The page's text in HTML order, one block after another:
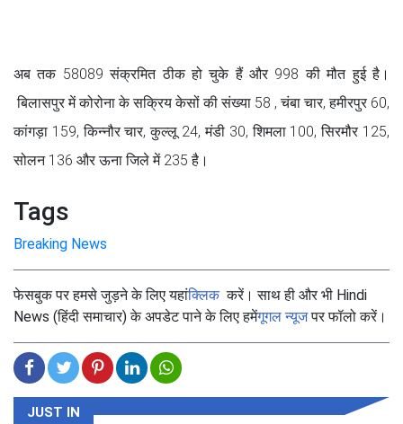
अब तक 58089 संक्रमित ठीक हो चुके हैं और 998 की मौत हुई है।
बिलासपुर में कोरोना के सक्रिय केसों की संख्या 58 , चंबा चार, हमीरपुर 60,
कांगड़ा 159, किन्नौर चार, कुल्लू 24, मंडी 30, शिमला 100, सिरमौर 125,
सोलन 136 और ऊना जिले में 235 है।
Tags
Breaking News
फेसबुक पर हमसे जुड़ने के लिए यहांक्लिककरें। साथ ही और भी Hindi
News (हिंदी समाचार) के अपडेट पाने के लिए हमेंगूगल न्यूजपर फॉलो करें।
JUST IN